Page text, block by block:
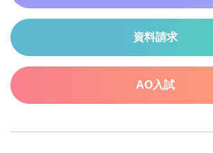
資料請求
AO入試